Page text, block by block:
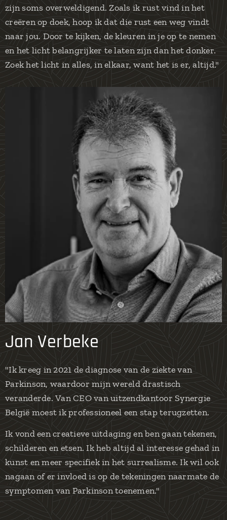
zijn soms overweldigend. Zoals ik rust vind in het
creëren op doek, hoop ik dat die rust een weg vindt
naar jou. Door te kijken, de kleuren in je op te nemen
en het licht belangrijker te laten zijn dan het donker.
Zoek het licht in alles, in elkaar, want het is er, altijd."
Jan Verbeke
"Ik kreeg in 2021 de diagnose van de ziekte van
Parkinson, waardoor mijn wereld drastisch
veranderde. Van CEO van uitzendkantoor Synergie
België moest ik professioneel een stap terugzetten.
Ik vond een creatieve uitdaging en ben gaan tekenen,
schilderen en etsen. Ik heb altijd al interesse gehad in
kunst en meer specifiek in het surrealisme. Ik wil ook
nagaan of er invloed is op de tekeningen naarmate de
symptomen van Parkinson toenemen."